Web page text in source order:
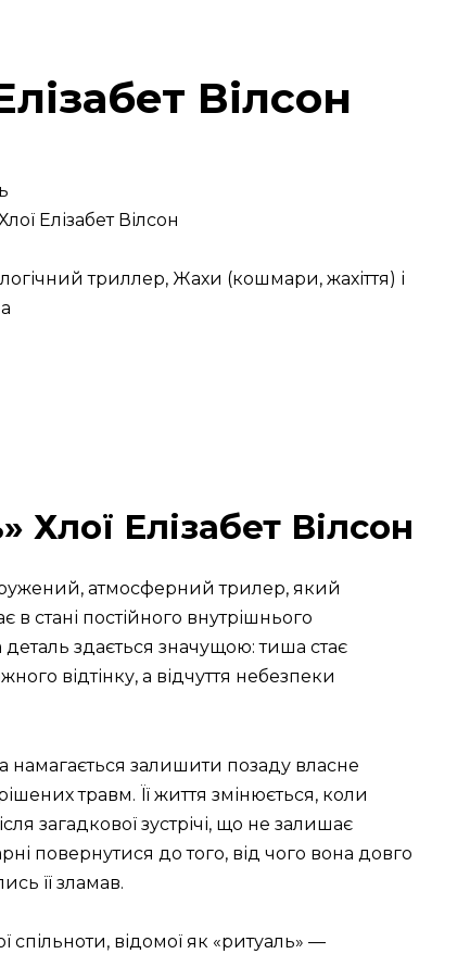
Вілсон
Елізабет Вілсон
триллер, Жахи (кошмари, жахіття) і
Хлої Елізабет Вілсон
атмосферний трилер, який
в стані постійного внутрішнього
здається значущою: тиша стає
відтінку, а відчуття небезпеки
намагається залишити позаду власне
травм. Її життя змінюється, коли
загадкової зустрічі, що не залишає
повернутися до того, від чого вона довго
її зламав.
спільноти, відомої як «ритуаль» —